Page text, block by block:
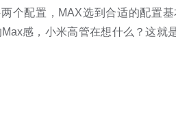
个配置，MAX选到合适的配置
感，小米高管在想什么？这就